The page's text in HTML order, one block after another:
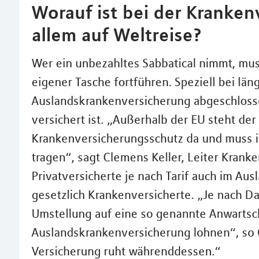
Worauf ist bei der
allem auf Weltreise?
Wer ein unbezahltes Sabbatical nimmt,
eigener Tasche fortführen. Speziell bei
Auslandskrankenversicherung
versichert ist. „Außerhalb der EU steht
Krankenversicherungsschutz da und
tragen“, sagt Clemens Keller, Leiter
Privatversicherte je nach Tarif auch im
gesetzlich Krankenversicherte. „Je nach
Umstellung auf eine so genannte
Auslandskrankenversicherung lohnen“,
Versicherung ruht währenddessen.“